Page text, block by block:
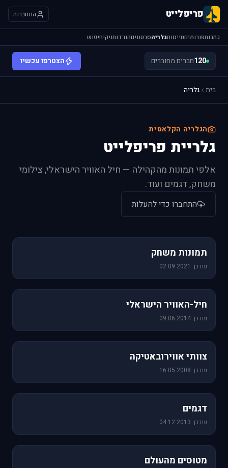
פריפלייט התחברות
כתבותפורומיםטייסותגלריהסרטוניםהורדותויקיחיפוש
120חברים מחוברים הצטרפו עכשיו
בית גלריה
הגלריה הקלאסית
גלריית פריפלייט
אלפי תמונות מהקהילה — חיל האוויר הישראלי, צילומי
משחק, דגמים ועוד.
התחברו כדי להעלות
תמונות משחק
עודכן: 02.09.2021
חיל-האוויר הישראלי
עודכן: 09.06.2014
צוותי אווירובאטיקה
עודכן: 16.05.2008
דגמים
עודכן: 04.12.2013
מטוסים מהעולם